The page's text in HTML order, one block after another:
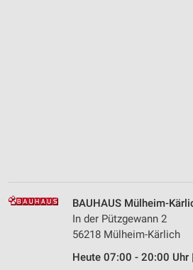
BAUHAUS Mülheim-
In der Pützgewann 2
56218 Mülheim-Kärlich
Heute 07:00 - 20:00 Uhr |